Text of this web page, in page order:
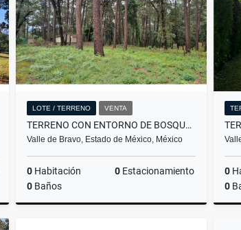
LOTE / TERRENO VENTA
TERRENO CON ENTORNO DE BOSQUE, EN VENTA
Valle de Bravo, Estado de México, México
0 Habitación 0 Estacionamiento
0 Baños
0
0